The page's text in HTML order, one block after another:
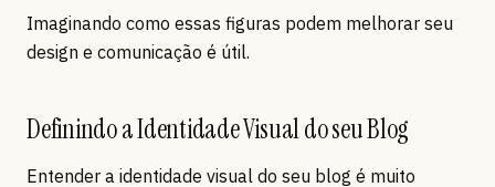
Imaginando como essas figuras podem melhorar seu
design e comunicação é útil.
Definindo a Identidade Visual do seu Blog
Entender a identidade visual do seu blog é muito